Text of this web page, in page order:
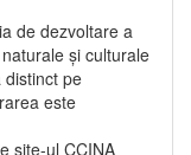
de dezvoltare a
și culturale
distinct pe
este
site-ul CCINA